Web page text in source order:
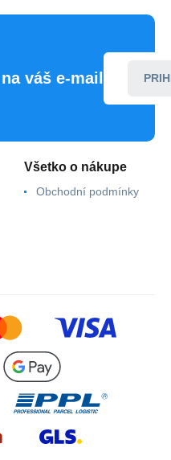
váš e-mail
Všetko o nákupe
Obchodní podmínky